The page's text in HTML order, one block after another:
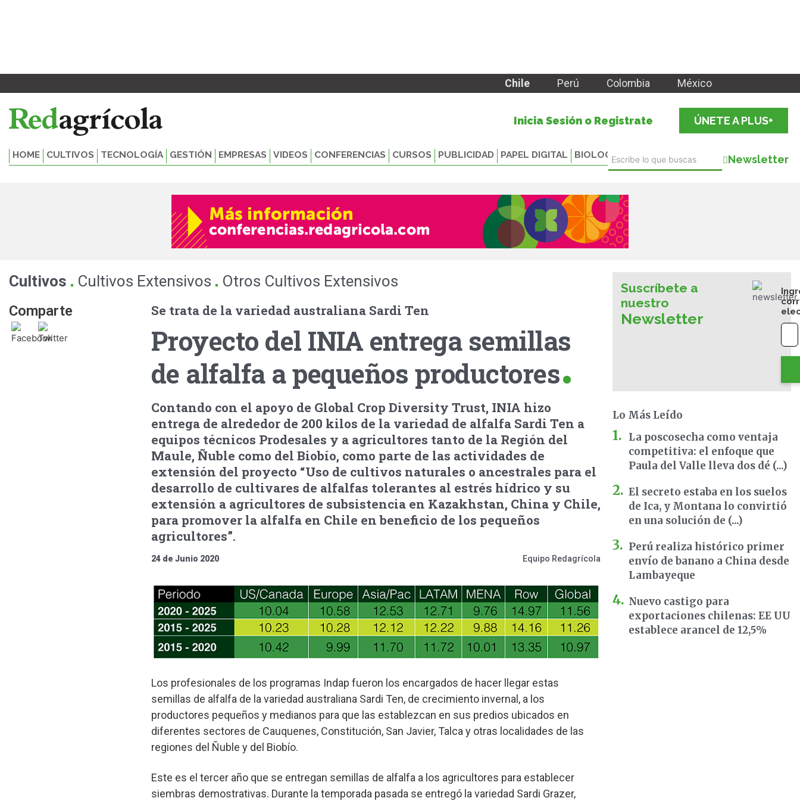
Chile Perú Colombia México
Inicia Sesión o Registrate ÚNETE A PLUS+
HOME CULTIVOS TECNOLOGÍA GESTIÓN EMPRESAS VIDEOS CONFERENCIAS CURSOS PUBLICIDAD PAPEL DIGITAL BIOLOGICALS Newsletter
Cultivos . Cultivos Extensivos . Otros Cultivos Extensivos
Comparte Se trata de la variedad australiana Sardi Ten
Proyecto del INIA entrega semillas
de alfalfa a pequeños productores
Contando con el apoyo de Global Crop Diversity Trust, INIA hizo
entrega de alrededor de 200 kilos de la variedad de alfalfa Sardi Ten a
equipos técnicos Prodesales y a agricultores tanto de la Región del
Maule, Ñuble como del Biobío, como parte de las actividades de
extensión del proyecto “Uso de cultivos naturales o ancestrales para el
desarrollo de cultivares de alfalfas tolerantes al estrés hídrico y su
extensión a agricultores de subsistencia en Kazakhstan, China y Chile,
para promover la alfalfa en Chile en beneficio de los pequeños
agricultores”.
24 de Junio 2020 Equipo Redagrícola
Los profesionales de los programas Indap fueron los encargados de hacer llegar estas
semillas de alfalfa de la variedad australiana Sardi Ten, de crecimiento invernal, a los
productores pequeños y medianos para que las establezcan en sus predios ubicados en
diferentes sectores de Cauquenes, Constitución, San Javier, Talca y otras localidades de las
regiones del Ñuble y del Biobío.
Este es el tercer año que se entregan semillas de alfalfa a los agricultores para establecer
siembras demostrativas. Durante la temporada pasada se entregó la variedad Sardi Grazer,
Suscríbete a
nuestro
Newsletter
Lo Más Leído
La poscosecha como ventaja
competitiva: el enfoque que
Paula del Valle lleva dos dé (...)
El secreto estaba en los suelos
de Ica, y Montana lo convirtió
en una solución de (...)
Perú realiza histórico primer
envío de banano a China desde
Lambayeque
Nuevo castigo para
exportaciones chilenas: EE UU
establece arancel de 12,5%